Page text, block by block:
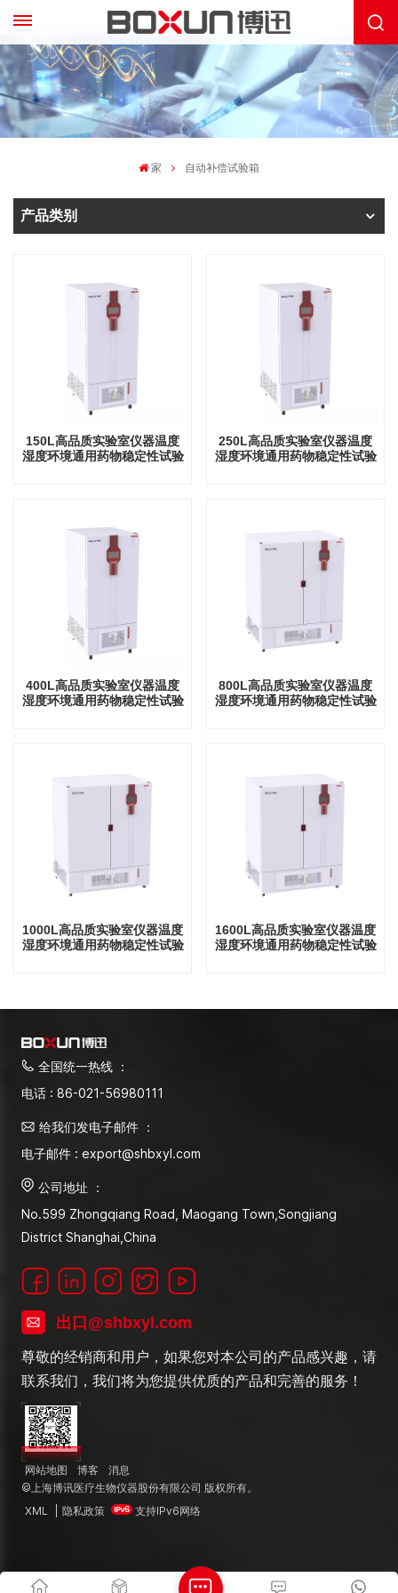
家 自动补偿试验箱
产品类别
150L高品质实验室仪器温度
湿度环境通用药物稳定性试验
250L高品质实验室仪器温度
湿度环境通用药物稳定性试验
400L高品质实验室仪器温度
湿度环境通用药物稳定性试验
800L高品质实验室仪器温度
湿度环境通用药物稳定性试验
1000L高品质实验室仪器温度
湿度环境通用药物稳定性试验
1600L高品质实验室仪器温度
湿度环境通用药物稳定性试验
全国统一热线 ：
电话 : 86-021-56980111
给我们发电子邮件 ：
电子邮件 : export@shbxyl.com
公司地址 ：
No.599 Zhongqiang Road, Maogang Town,Songjiang
District Shanghai,China
出口@shbxyl.com
尊敬的经销商和用户，如果您对本公司的产品感兴趣，请
联系我们，我们将为您提供优质的产品和完善的服务！
网站地图 博客
消息
©上海博讯医疗生物仪器股份有限公司 版权所有。
XML
隐私政策 支持IPv6网络